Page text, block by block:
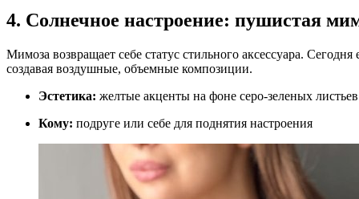
4. Солнечное настроение: пушистая
Мимоза возвращает себе статус стильного аксессуара.
создавая воздушные, объемные композиции.
Эстетика: желтые акценты на фоне серо-зеленых
Кому: подруге или себе для поднятия настроения